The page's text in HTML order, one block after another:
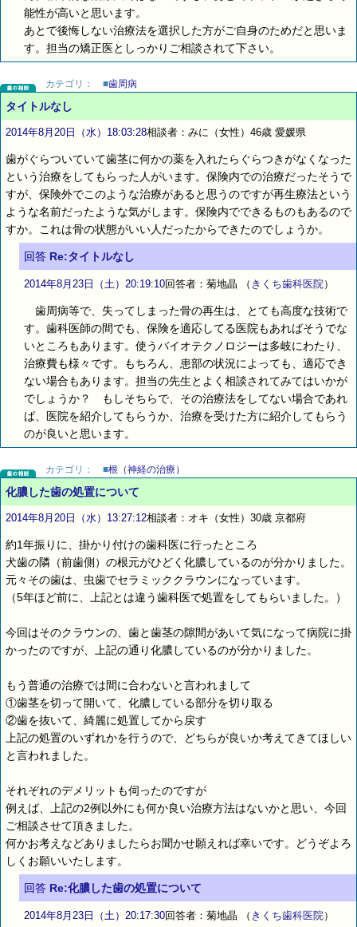
能性が高いと思います。
あとで後悔しない治療法を選択した方がご自身のためだと思いま
す。担当の矯正医としっかりご相談されて下さい。
カテゴリ： ■歯周病
タイトルなし
2014年8月20日（水）18:03:28相談者：みに（女性）46歳 愛媛県
歯がぐらついていて歯茎に何かの薬を入れたらぐらつきがなくなった
という治療をしてもらった人がいます。保険内での治療だったそうで
すが、保険外でこのような治療があると思うのですが再生療法という
ような名前だったような気がします。保険内でできるものもあるので
すか。これは骨の状態がいい人だったからできたのでしょうか。
回答 Re:タイトルなし
2014年8月23日（土）20:19:10回答者：菊地晶 （ きくち歯科医院）
歯周病等で、失ってしまった骨の再生は、とても高度な技術で
す。歯科医師の間でも、保険を適応してる医院もあればそうでな
いところもあります。使うバイオテクノロジーは多岐にわたり、
治療費も様々です。もちろん、患部の状況によっても、適応でき
ない場合もあります。担当の先生とよく相談されてみてはいかが
でしょうか？ もしそちらで、その治療法をしてない場合であれ
ば、医院を紹介してもらうか、治療を受けた方に紹介してもらう
のが良いと思います。
カテゴリ： ■根（神経の治療）
化膿した歯の処置について
2014年8月20日（水）13:27:12相談者：オキ（女性）30歳 京都府
約1年振りに、掛かり付けの歯科医に行ったところ
犬歯の隣（前歯側）の根元がひどく化膿しているのが分かりました。
元々その歯は、虫歯でセラミッククラウンになっています。
（5年ほど前に、上記とは違う歯科医で処置をしてもらいました。）
今回はそのクラウンの、歯と歯茎の隙間があいて気になって病院に掛
かったのですが、上記の通り化膿しているのが分かりました。
もう普通の治療では間に合わないと言われまして
①歯茎を切って開いて、化膿している部分を切り取る
②歯を抜いて、綺麗に処置してから戻す
上記の処置のいずれかを行うので、どちらが良いか考えてきてほしい
と言われました。
それぞれのデメリットも伺ったのですが
例えば、上記の2例以外にも何か良い治療方法はないかと思い、今回
ご相談させて頂きました。
何かお考えなどありましたらお聞かせ願えれば幸いです。どうぞよろ
しくお願いいたします。
回答 Re:化膿した歯の処置について
2014年8月23日（土）20:17:30回答者：菊地晶 （ きくち歯科医院）